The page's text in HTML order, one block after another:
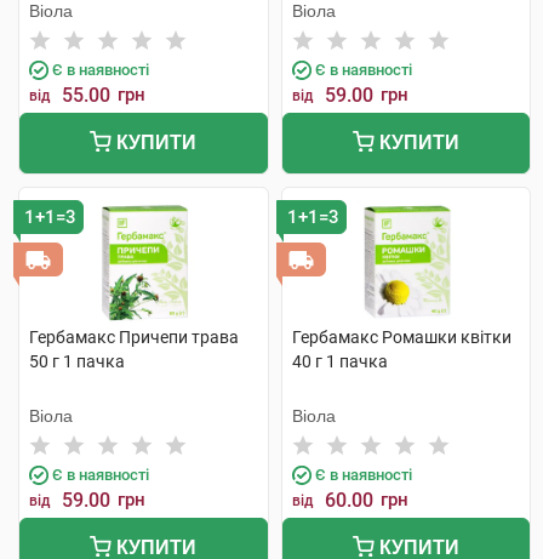
Віола
Є в наявності
від 55.00 грн
КУПИТИ
Віола
Є в наявності
від 59.00 грн
КУПИТИ
1+1=3
Гербамакс Причепи трава
50 г 1 пачка
Віола
Є в наявності
від 59.00 грн
КУПИТИ
1+1=3
Гербамакс Ромашки квітки
40 г 1 пачка
Віола
Є в наявності
від 60.00 грн
КУПИТИ